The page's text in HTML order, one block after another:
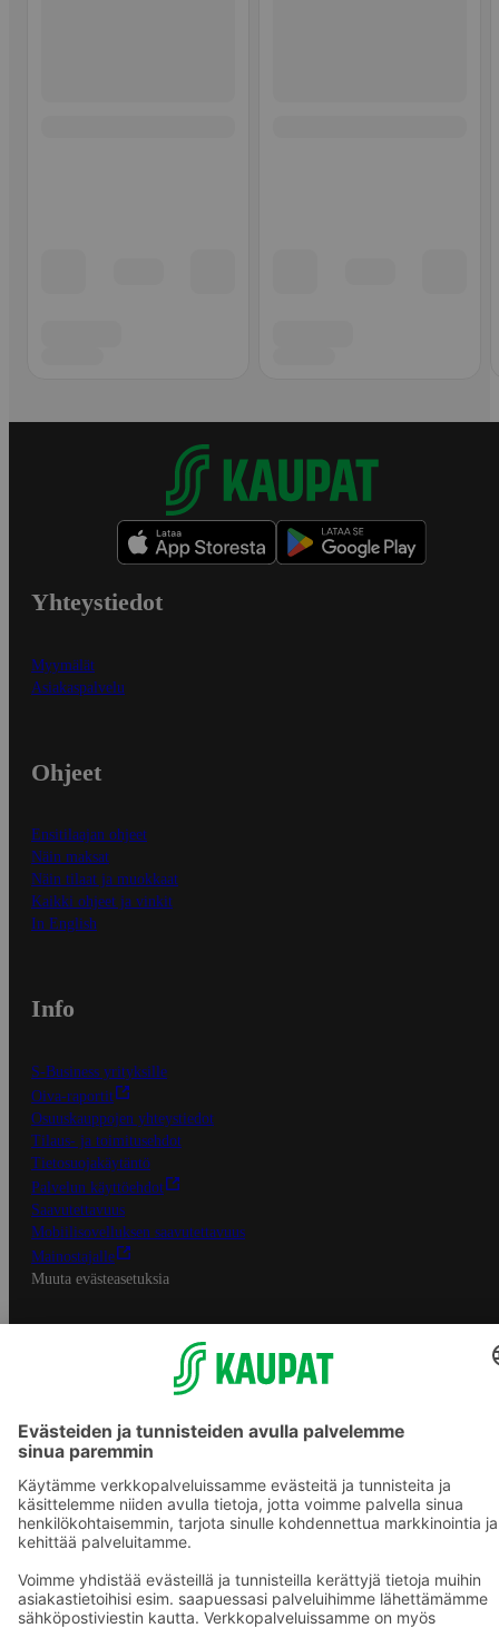
Yhteystiedot
Myymälät
Asiakaspalvelu
Ohjeet
Ensitilaajan ohjeet
Näin maksat
Näin tilaat ja muokkaat
Kaikki ohjeet ja vinkit
In English
Info
S-Business yrityksille
Oiva-raportit
Osuuskauppojen yhteystiedot
Tilaus- ja toimitusehdot
Tietosuojakäytäntö
Palvelun käyttöehdot
Saavutettavuus
Mobiilisovelluksen saavutettavuus
Mainostajalle
Muuta evästeasetuksia
S-ryhmän palvelut
S-ryhmä
Asiakasomistajuus
Yhteishyvä Ruoka -sovellus
S-ostoslista -sovellus
Prisma.fi
Sokos.fi
S-Pankki
Yhteishyvä
Sokos Hotels